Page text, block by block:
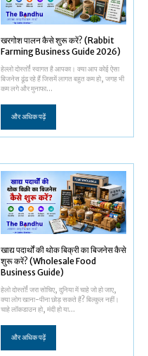
खरगोश पालन कैसे शुरू करें? (Rabbit
Farming Business Guide 2026)
हेल्लो दोस्तों! स्वागत है आपका। क्या आप कोई ऐसा
बिजनेस ढूंढ रहे हैं जिसमें लागत बहुत कम हो, जगह भी
कम लगे और मुनाफा...
और अधिक पढ़ें
खाद्य पदार्थों की थोक बिक्री का बिजनेस कैसे
शुरू करें? (Wholesale Food
Business Guide)
हेलो दोस्तों! जरा सोचिए, दुनिया में चाहे जो हो जाए,
क्या लोग खाना-पीना छोड़ सकते हैं? बिल्कुल नहीं।
चाहे लॉकडाउन हो, मंदी हो या...
और अधिक पढ़ें